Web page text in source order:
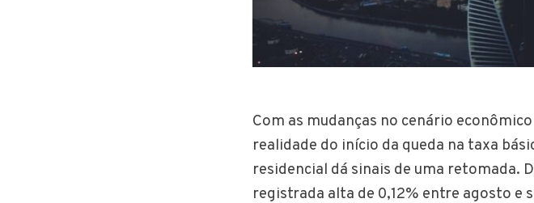
Com as mudanças no cenário
realidade do início da queda na taxa
residencial dá sinais de uma retomada.
registrada alta de 0,12% entre agosto e